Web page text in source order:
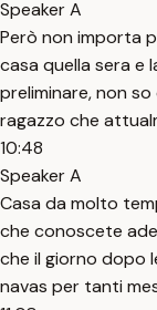
Speaker A
Però non importa
casa quella sera e
preliminare, non
ragazzo che
10:48
Speaker A
Casa da molto
che conoscete
che il giorno dopo
navas per tanti